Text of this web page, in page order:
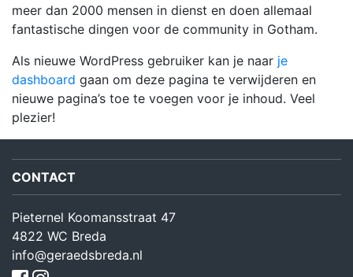
meer dan 2000 mensen in dienst en doen allemaal
fantastische dingen voor de community in Gotham.
Als nieuwe WordPress gebruiker kan je naar je
dashboard gaan om deze pagina te verwijderen en
nieuwe pagina’s toe te voegen voor je inhoud. Veel
plezier!
CONTACT
Pieternel Koomansstraat 47
4822 WC Breda
info@geraedsbreda.nl